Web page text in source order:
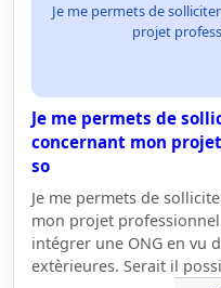
Je me permets de
projet
Je me permets de
concernant mon
so
Je me permets de
mon projet
intégrer une ONG en vu
extèrieures. Serait il